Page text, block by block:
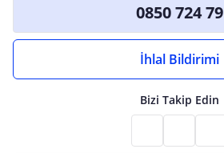
0850 724
İhlal Bildirimi
Bizi Takip Edin